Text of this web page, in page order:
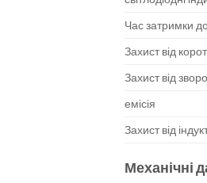
Час затримки
Захист від
Захист від
емісія
Захист від
Механічні